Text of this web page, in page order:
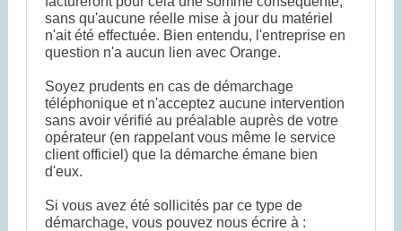
sans qu'aucune réelle mise à jour du matériel
n'ait été effectuée. Bien entendu, l'entreprise en
question n'a aucun lien avec Orange.
Soyez prudents en cas de démarchage
téléphonique et n'acceptez aucune intervention
sans avoir vérifié au préalable auprès de votre
opérateur (en rappelant vous même le service
client officiel) que la démarche émane bien
d'eux.
Si vous avez été sollicités par ce type de
démarchage, vous pouvez nous écrire à :